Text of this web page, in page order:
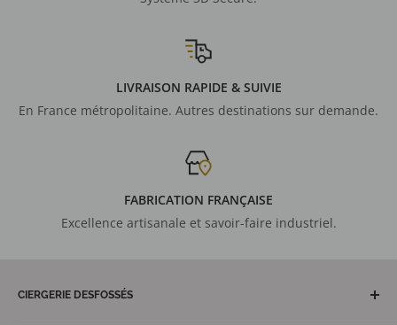
LIVRAISON RAPIDE & SUIVIE
En France métropolitaine. Autres destinations sur demande.
FABRICATION FRANÇAISE
Excellence artisanale et savoir-faire industriel.
CIERGERIE DESFOSSÉS